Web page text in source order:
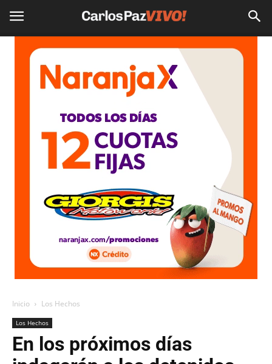
Inicio Los Hechos
Los Hechos
En los próximos días